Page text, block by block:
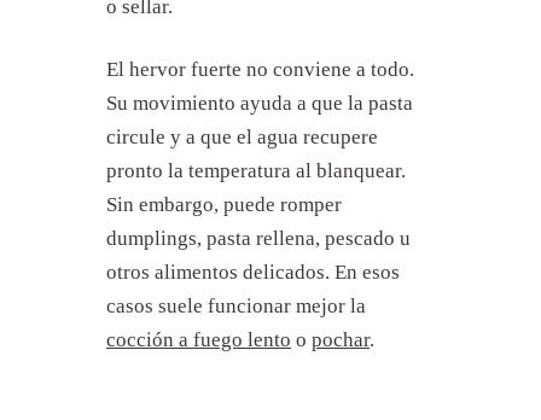
o sellar.
El hervor fuerte no conviene a todo.
Su movimiento ayuda a que la pasta
circule y a que el agua recupere
pronto la temperatura al blanquear.
Sin embargo, puede romper
dumplings, pasta rellena, pescado u
otros alimentos delicados. En esos
casos suele funcionar mejor la
cocción a fuego lento o pochar.